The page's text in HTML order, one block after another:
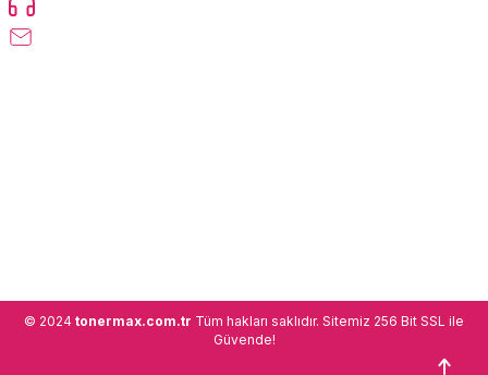
© 2024 tonermax.com.tr Tüm hakları saklıdır. Sitemiz 256 Bit SSL ile
Güvende!